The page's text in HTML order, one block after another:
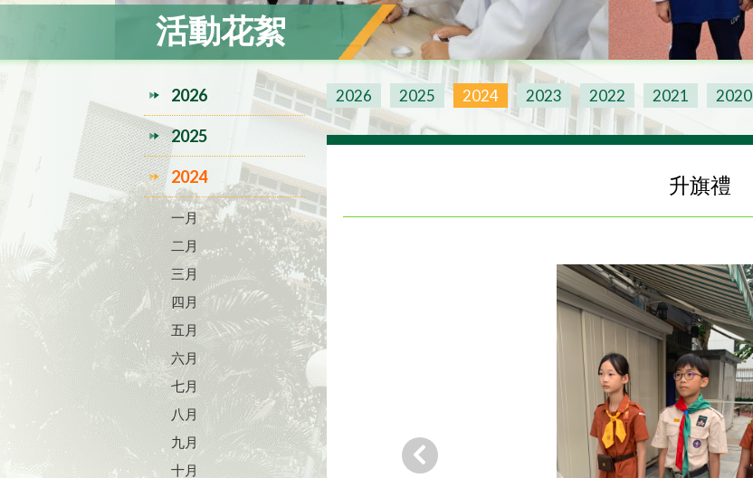
活動花絮
2026 2025 2024 2023 2022 2021 2020
2026
2025
2024
一月
二月
三月
四月
五月
六月
七月
八月
九月
十月
升旗禮